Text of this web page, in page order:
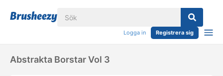
Logga in Registrera sig
Abstrakta Borstar Vol 3